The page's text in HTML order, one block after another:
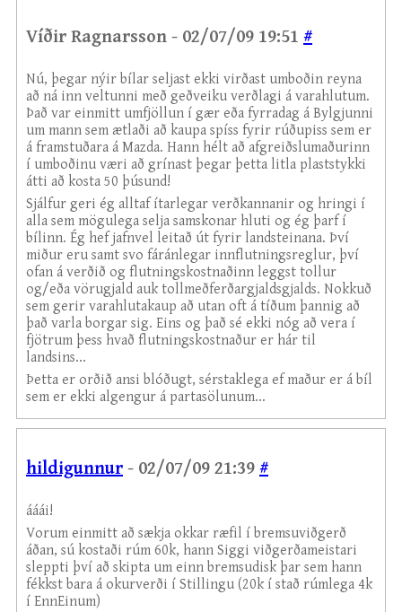
Víðir Ragnarsson - 02/07/09 19:51 #
Nú, þegar nýir bílar seljast ekki virðast umboðin reyna
að ná inn veltunni með geðveiku verðlagi á varahlutum.
Það var einmitt umfjöllun í gær eða fyrradag á Bylgjunni
um mann sem ætlaði að kaupa spíss fyrir rúðupiss sem er
á framstuðara á Mazda. Hann hélt að afgreiðslumaðurinn
í umboðinu væri að grínast þegar þetta litla plaststykki
átti að kosta 50 þúsund!
Sjálfur geri ég alltaf ítarlegar verðkannanir og hringi í
alla sem mögulega selja samskonar hluti og ég þarf í
bílinn. Ég hef jafnvel leitað út fyrir landsteinana. Því
miður eru samt svo fáránlegar innflutningsreglur, því
ofan á verðið og flutningskostnaðinn leggst tollur
og/eða vörugjald auk tollmeðferðargjaldsgjalds. Nokkuð
sem gerir varahlutakaup að utan oft á tíðum þannig að
það varla borgar sig. Eins og það sé ekki nóg að vera í
fjötrum þess hvað flutningskostnaður er hár til
landsins...
Þetta er orðið ansi blóðugt, sérstaklega ef maður er á bíl
sem er ekki algengur á partasölunum...
hildigunnur - 02/07/09 21:39 #
ááái!
Vorum einmitt að sækja okkar ræfil í bremsuviðgerð
áðan, sú kostaði rúm 60k, hann Siggi viðgerðameistari
sleppti því að skipta um einn bremsudisk þar sem hann
fékkst bara á okurverði í Stillingu (20k í stað rúmlega 4k
í EnnEinum)